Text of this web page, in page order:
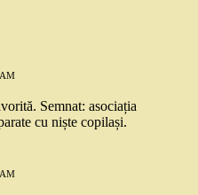
Semnat: asociația
cu niște copilași.